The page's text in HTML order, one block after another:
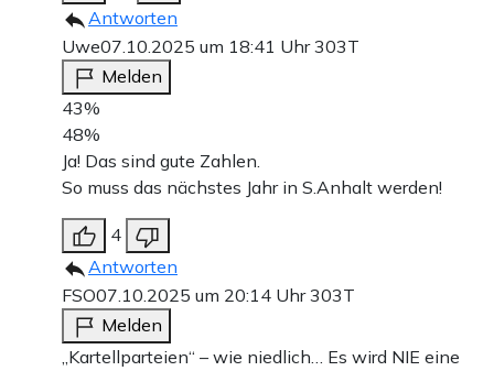
Antworten
Uwe07.10.2025 um 18:41 Uhr303T
Melden
43%
48%
Ja! Das sind gute Zahlen.
So muss das nächstes Jahr in S.Anhalt werden!
4
Antworten
FSO07.10.2025 um 20:14 Uhr303T
Melden
„Kartellparteien“ – wie niedlich… Es wird NIE eine